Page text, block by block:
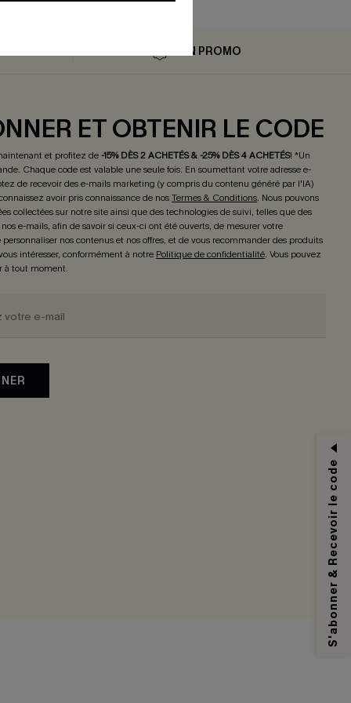
EN PROMO
ET OBTENIR LE CODE
et profitez de-15% DÈS 2 ACHETÉS & -25% DÈS 4 ACHETÉS! *Un
Chaque code est valable une seule fois. En soumettant votre adresse e-
de recevoir des e-mails marketing (y compris du contenu généré par l'IA)
avoir pris connaissance de nosTermes & Conditions. Nous pouvons
collectées sur notre site ainsi que des technologies de suivi, telles que des
e-mails, afin de savoir si ceux-ci ont été ouverts, de mesurer votre
nos contenus et nos offres, et de vous recommander des produits
intéresser, conformément à notre Politique de confidentialité. Vous pouvez
à tout moment.
S'abonner & Recevoir le code